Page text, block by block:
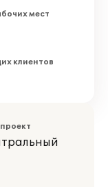
мест
клиентов